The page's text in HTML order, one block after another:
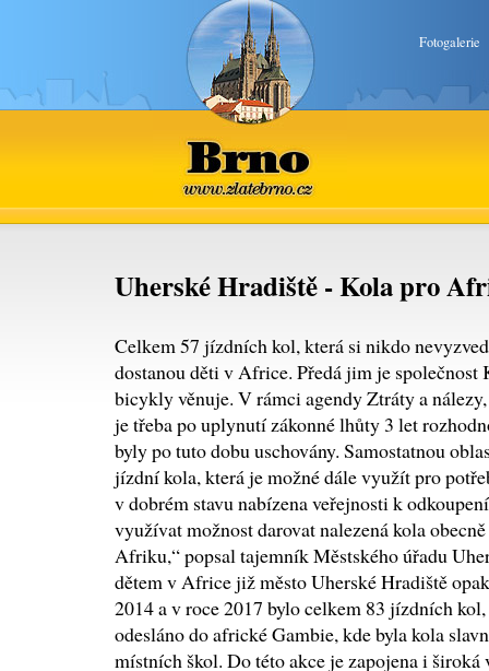
Fotogalerie
Brno
www.zlatebrno.cz
Uherské Hradiště - Kola pro
Celkem 57 jízdních kol, která si nikdo
dostanou děti v Africe. Předá jim je
bicykly věnuje. V rámci agendy Ztráty a
je třeba po uplynutí zákonné lhůty 3 let
byly po tuto dobu uschovány. Samostatnou
jízdní kola, která je možné dále využít pro
v dobrém stavu nabízena veřejnosti k
využívat možnost darovat nalezená kola
Afriku,“ popsal tajemník Městského úřadu
dětem v Africe již město Uherské Hradiště
2014 a v roce 2017 bylo celkem 83 jízdních
odesláno do africké Gambie, kde byla kola
místních škol. Do této akce je zapojena i